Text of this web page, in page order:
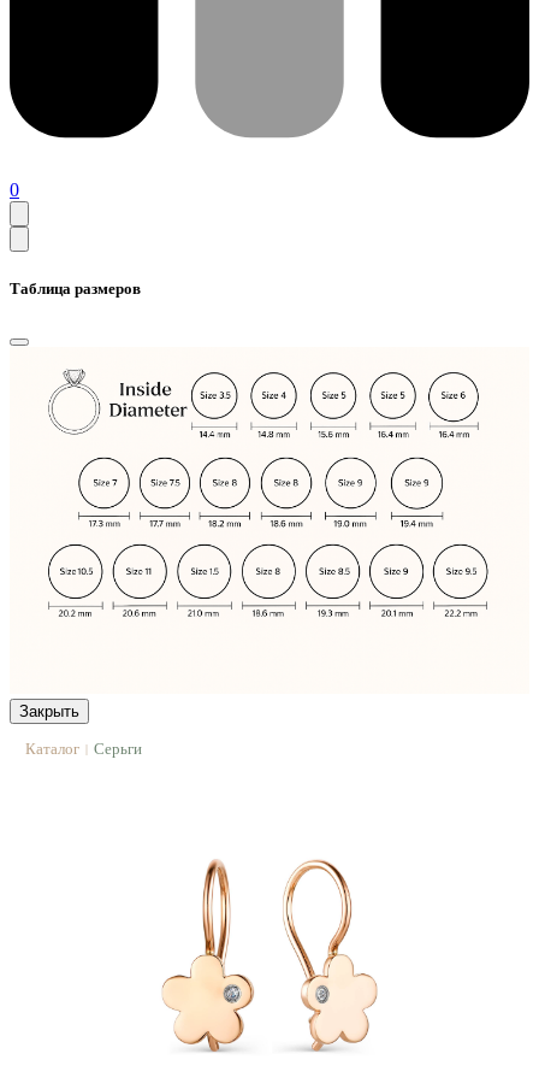
0
Таблица размеров
Закрыть
Каталог | Серьги